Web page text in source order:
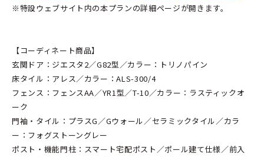
※特設ウェブサイト内の本プランの詳細ページが開きます。
【コーディネート商品】
玄関ドア：ジエスタ2／G82型／カラー：トリノパイン
床タイル：アレス／カラー：ALS-300/4
フェンス：フェンスAA／YR1型／T-10／カラー：ラスティックオ
ーク
門袖・タイル：プラスG／Gウォール／セラミックタイル／カラ
ー：フォグストーングレー
ポスト・機能門柱：スマート宅配ポスト／ポール建て仕様／前入